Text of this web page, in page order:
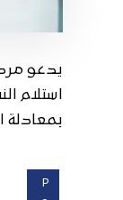
يدعو
استلام
بمعادلة
P